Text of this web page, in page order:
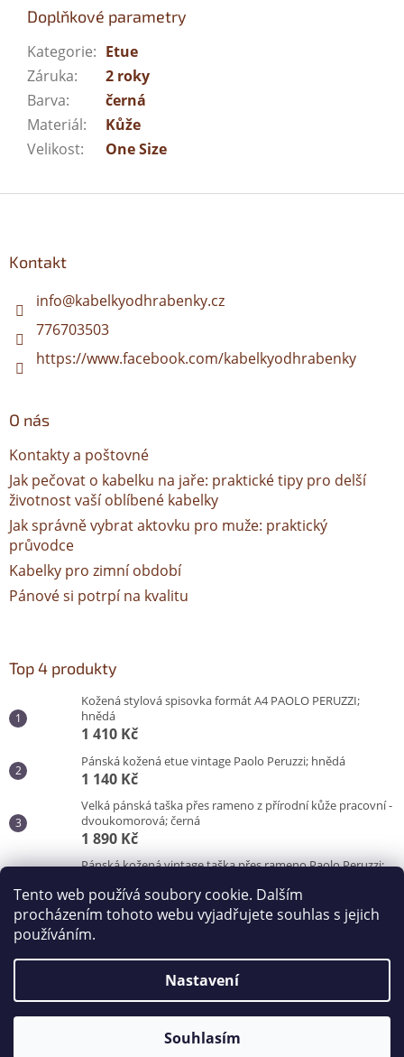
Tento web používá soubory cookie. Dalším
procházením tohoto webu vyjadřujete souhlas s jejich
používáním.
Nastavení
Souhlasím
Doplňkové parametry
Kategorie: Etue
Záruka:
2 roky
Barva:
černá
Materiál:
Kůže
Velikost: One Size
Kontakt
info@kabelkyodhrabenky.cz
776703503
https://www.facebook.com/kabelkyodhrabenky
O nás
Kontakty a poštovné
Jak pečovat o kabelku na jaře: praktické tipy pro delší
životnost vaší oblíbené kabelky
Jak správně vybrat aktovku pro muže: praktický
průvodce
Kabelky pro zimní období
Pánové si potrpí na kvalitu
Top 4 produkty
Kožená stylová spisovka formát A4 PAOLO PERUZZI;
hnědá
1 410 Kč
Pánská kožená etue vintage Paolo Peruzzi; hnědá
1 140 Kč
Velká pánská taška přes rameno z přírodní kůže pracovní -
dvoukomorová; černá
1 890 Kč
Pánská kožená vintage taška přes rameno Paolo Peruzzi;
3 100 Kč
Vytvořil Shoptet
Copyright 2026Kabelky od Hraběnky. Všechna práva
vyhrazena.